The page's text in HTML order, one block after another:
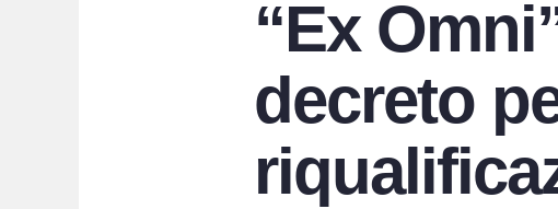
“Ex
decreto